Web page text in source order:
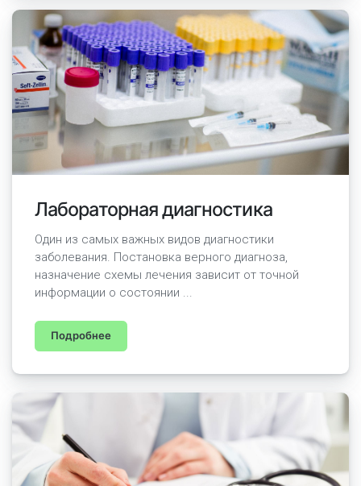
Лабораторная диагностика
Один из самых важных видов диагностики
заболевания. Постановка верного диагноза,
назначение схемы лечения зависит от точной
информации о состоянии ...
Подробнее